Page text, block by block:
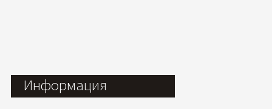
Информация